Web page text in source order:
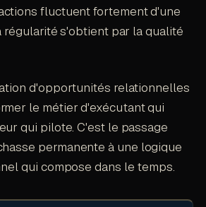
fluctuent fortement d'une
régularité s'obtient par la qualité
d'opportunités relationnelles
le métier d'exécutant qui
qui pilote. C'est le passage
permanente à une logique
qui compose dans le temps.